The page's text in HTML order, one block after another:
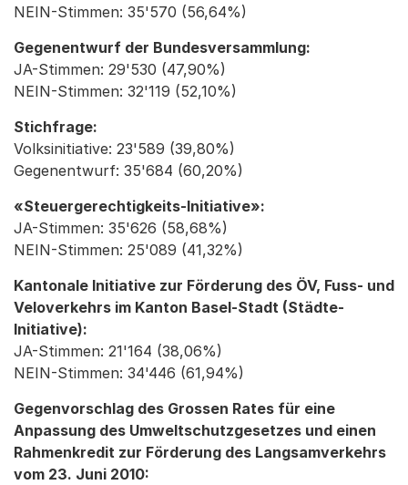
NEIN-Stimmen: 35'570 (56,64%)
Gegenentwurf der Bundesversammlung:
JA-Stimmen: 29'530 (47,90%)
NEIN-Stimmen: 32'119 (52,10%)
Stichfrage:
Volksinitiative: 23'589 (39,80%)
Gegenentwurf: 35'684 (60,20%)
«Steuergerechtigkeits-Initiative»:
JA-Stimmen: 35'626 (58,68%)
NEIN-Stimmen: 25'089 (41,32%)
Kantonale Initiative zur Förderung des ÖV, Fuss- und
Veloverkehrs im Kanton Basel-Stadt (Städte-
Initiative):
JA-Stimmen: 21'164 (38,06%)
NEIN-Stimmen: 34'446 (61,94%)
Gegenvorschlag des Grossen Rates für eine
Anpassung des Umweltschutzgesetzes und einen
Rahmenkredit zur Förderung des Langsamverkehrs
vom 23. Juni 2010: